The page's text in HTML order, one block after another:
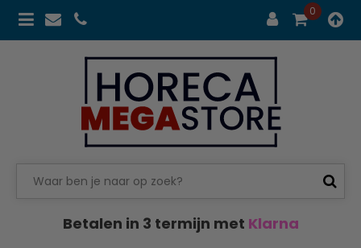
0
Betalen in 3 termijn met Klarna